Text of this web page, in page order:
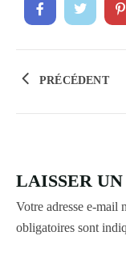
PRÉCÉDENT
LAISSER
Votre adresse e-mail
obligatoires sont